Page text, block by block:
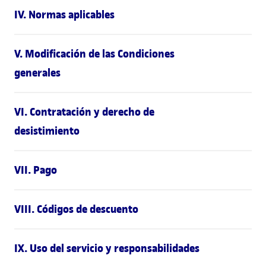
IV. Normas aplicables
V. Modificación de las Condiciones
generales
VI. Contratación y derecho de
desistimiento
VII. Pago
VIII. Códigos de descuento
IX. Uso del servicio y responsabilidades